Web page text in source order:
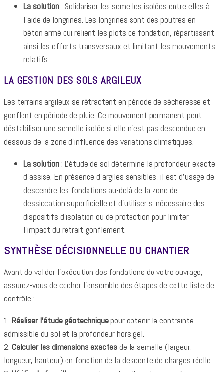
La solution: Solidariser les semelles isolées entre elles à
l'aide de longrines. Les longrines sont des poutres en
béton armé qui relient les plots de fondation, répartissant
ainsi les efforts transversaux et limitant les mouvements
relatifs.
LA GESTION DES SOLS ARGILEUX
Les terrains argileux se rétractent en période de sécheresse et
gonflent en période de pluie. Ce mouvement permanent peut
déstabiliser une semelle isolée si elle n'est pas descendue en
dessous de la zone d'influence des variations climatiques.
La solution: L'étude de sol détermine la profondeur exacte
d'assise. En présence d'argiles sensibles, il est d'usage de
descendre les fondations au-delà de la zone de
dessiccation superficielle et d'utiliser si nécessaire des
dispositifs d'isolation ou de protection pour limiter
l'impact du retrait-gonflement.
SYNTHÈSE DÉCISIONNELLE DU CHANTIER
Avant de valider l'exécution des fondations de votre ouvrage,
assurez-vous de cocher l'ensemble des étapes de cette liste de
contrôle :
1. Réaliser l'étude géotechniquepour obtenir la contrainte
admissible du sol et la profondeur hors gel.
2. Calculer les dimensions exactesde la semelle (largeur,
longueur, hauteur) en fonction de la descente de charges réelle.